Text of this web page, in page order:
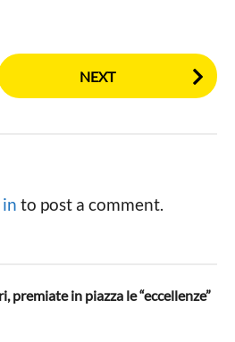
NEXT
to post a comment.
premiate in piazza le “eccellenze”